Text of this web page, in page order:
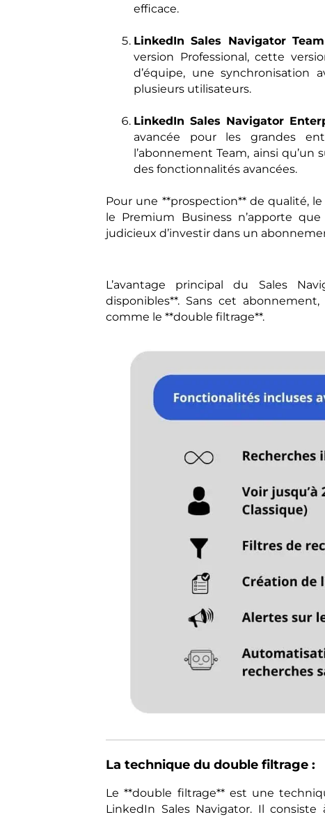
efficace.
LinkedIn Sales Navigator
version Professional, cette
d’équipe, une
plusieurs utilisateurs.
LinkedIn Sales Navigator
avancée pour les grandes
l’abonnement Team, ainsi
des fonctionnalités avancées.
Pour une **prospection** de qualité,
le Premium Business n’apporte
judicieux d’investir dans un
L’avantage principal du Sales
disponibles**. Sans cet
comme le **double filtrage**.
La technique du double filtrage :
Le **double filtrage** est une
LinkedIn Sales Navigator. Il